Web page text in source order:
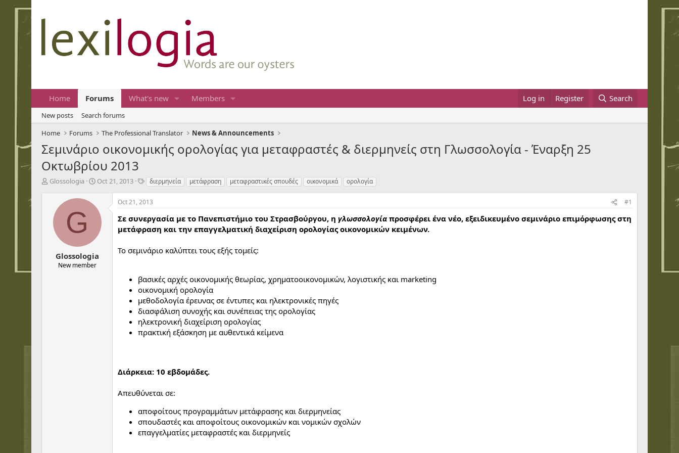
Home Forums What's new Members Log in Register Search
New posts
Search forums
Home
Forums The Professional Translator News & Announcements
Σεμινάριο οικονομικής ορολογίας για μεταφραστές & διερμηνείς στη Γλωσσολογία - Έναρξη 25
Οκτωβρίου 2013
T
Glossologia
S
r
a
e
Oct 21, 2013
T
g
s
διερμηνεία μετάφραση μεταφραστικές σπουδές οικονομικά ορολογία
G
Glossologia
New member
Oct 21, 2013 #1
Σε συνεργασία με το Πανεπιστήμιο του Στρασβούργου, η γλωσσολογία προσφέρει ένα νέο, εξειδικευμένο σεμινάριο επιμόρφωσης στη
μετάφραση και την επαγγελματική διαχείριση ορολογίας οικονομικών κειμένων.
Το σεμινάριο καλύπτει τους εξής τομείς:
βασικές αρχές οικονομικής θεωρίας, χρηματοοικονομικών, λογιστικής και marketing
οικονομική ορολογία
μεθοδολογία έρευνας σε έντυπες και ηλεκτρονικές πηγές
διασφάλιση συνοχής και συνέπειας της ορολογίας
ηλεκτρονική διαχείριση ορολογίας
πρακτική εξάσκηση με αυθεντικά κείμενα
Διάρκεια: 10 εβδομάδες.
Απευθύνεται σε:
αποφοίτους προγραμμάτων μετάφρασης και διερμηνείας
σπουδαστές και αποφοίτους οικονομικών και νομικών σχολών
επαγγελματίες μεταφραστές και διερμηνείς